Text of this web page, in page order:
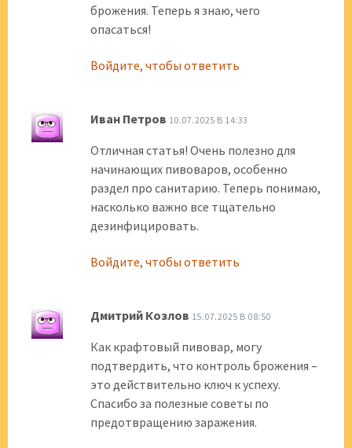
брожения. Теперь я знаю, чего
опасаться!
Войдите, чтобы ответить
Иван Петров 10.07.2025 В 14:33
Отличная статья! Очень полезно для
начинающих пивоваров, особенно
раздел про санитарию. Теперь понимаю,
насколько важно все тщательно
дезинфицировать.
Войдите, чтобы ответить
Дмитрий Козлов 15.07.2025 В 08:50
Как крафтовый пивовар, могу
подтвердить, что контроль брожения –
это действительно ключ к успеху.
Спасибо за полезные советы по
предотвращению заражения.